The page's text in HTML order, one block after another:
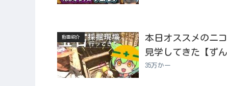
動画紹介
本日オススメのニ
見学してきた【ず
35万かー